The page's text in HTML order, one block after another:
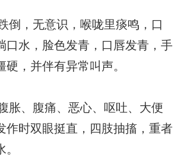
倒，无意识，喉咙里痰鸣，口
口水，脸色发青，口唇发青，手
硬，并伴有异常叫声。
胀、腹痛、恶心、呕吐、大便
作时双眼挺直，四肢抽搐，重者